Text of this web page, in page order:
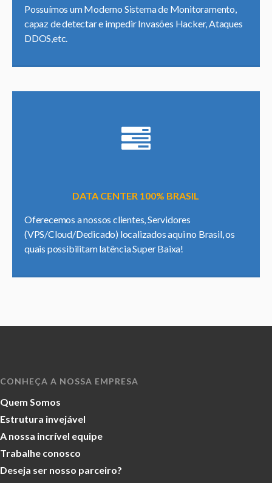
Possuímos um Moderno Sistema de Monitoramento,
capaz de detectar e impedir Invasões Hacker, Ataques
DDOS,etc.
DATA CENTER 100% BRASIL
Oferecemos a nossos clientes, Servidores
(VPS/Cloud/Dedicado) localizados aqui no Brasil, os
quais possibilitam latência Super Baixa!
CONHEÇA A NOSSA EMPRESA
Quem Somos
Estrutura invejável
A nossa incrível equipe
Trabalhe conosco
Deseja ser nosso parceiro?